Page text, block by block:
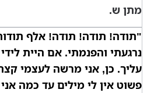
מתן ש.
"תודה! תודה! תודה! אלף
נרגעתי והפנמתי. אם היית
עליך. כן, אני מרשה לעצמי
פשוט אין לי מילים עד כמה